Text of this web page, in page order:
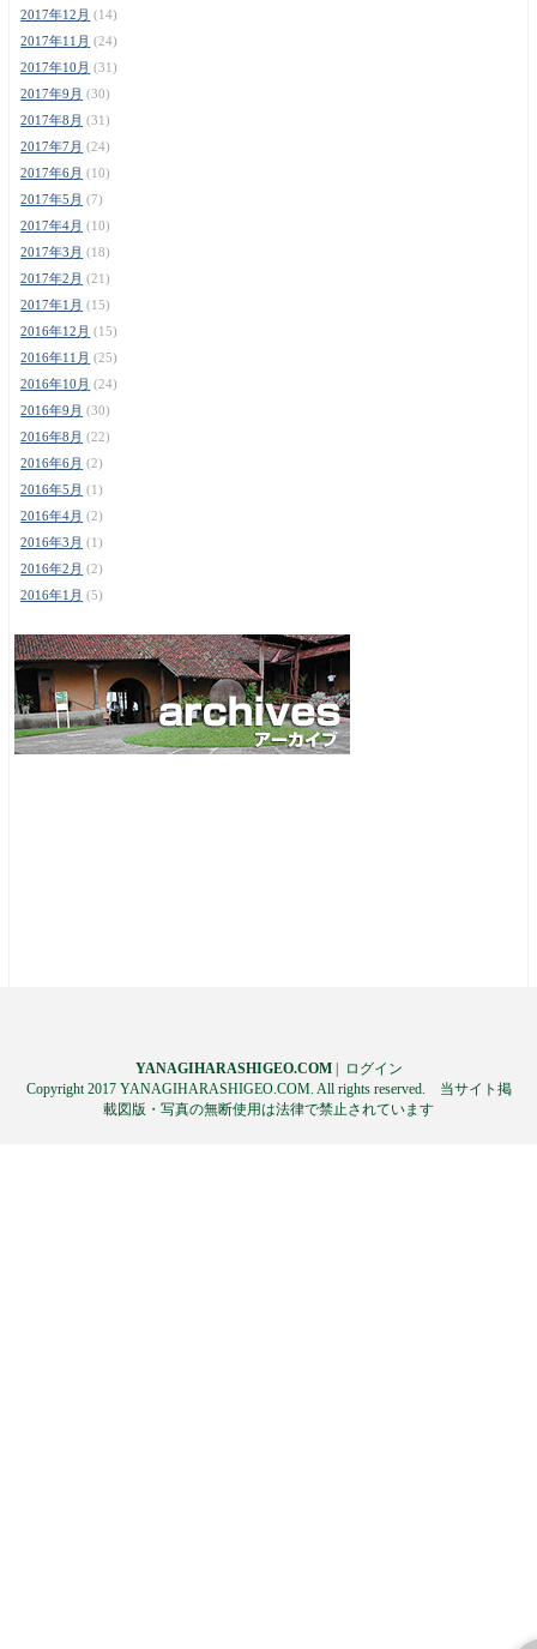
2017年12月 (14)
2017年11月 (24)
2017年10月 (31)
2017年9月 (30)
2017年8月 (31)
2017年7月 (24)
2017年6月 (10)
2017年5月 (7)
2017年4月 (10)
2017年3月 (18)
2017年2月 (21)
2017年1月 (15)
2016年12月 (15)
2016年11月 (25)
2016年10月 (24)
2016年9月 (30)
2016年8月 (22)
2016年6月 (2)
2016年5月 (1)
2016年4月 (2)
2016年3月 (1)
2016年2月 (2)
2016年1月 (5)
YANAGIHARASHIGEO.COM|
ログイン
Copyright 2017 YANAGIHARASHIGEO.COM. All rights reserved. 当サイト掲
載図版・写真の無断使用は法律で禁止されています